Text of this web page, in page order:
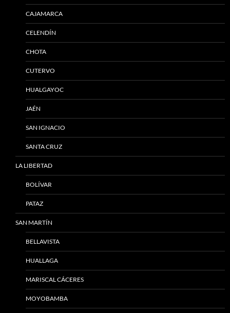
CAJAMARCA
CELENDÍN
CHOTA
CUTERVO
HUALGAYOC
JAÉN
SAN IGNACIO
SANTA CRUZ
LA LIBERTAD
BOLÍVAR
PATAZ
SAN MARTÍN
BELLAVISTA
HUALLAGA
MARISCAL CÁCERES
MOYOBAMBA